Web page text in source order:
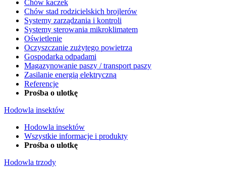
Chów kaczek
Chów stad rodzicielskich brojlerów
Systemy zarządzania i kontroli
Systemy sterowania mikroklimatem
Oświetlenie
Oczyszczanie zużytego powietrza
Gospodarka odpadami
Magazynowanie paszy / transport paszy
Zasilanie energią elektryczną
Referencje
Prośba o ulotkę
Hodowla insektów
Hodowla insektów
Wszystkie informacje i produkty
Prośba o ulotkę
Hodowla trzody